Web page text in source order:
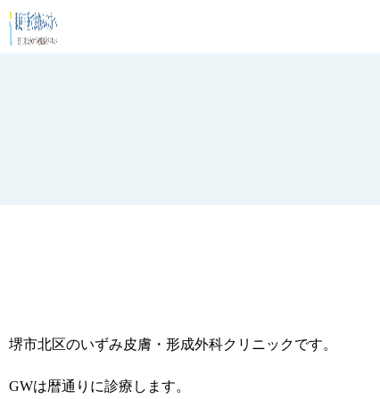
堺市北区のいずみ皮膚・形成外科クリニックです。
GWは暦通りに診療します。